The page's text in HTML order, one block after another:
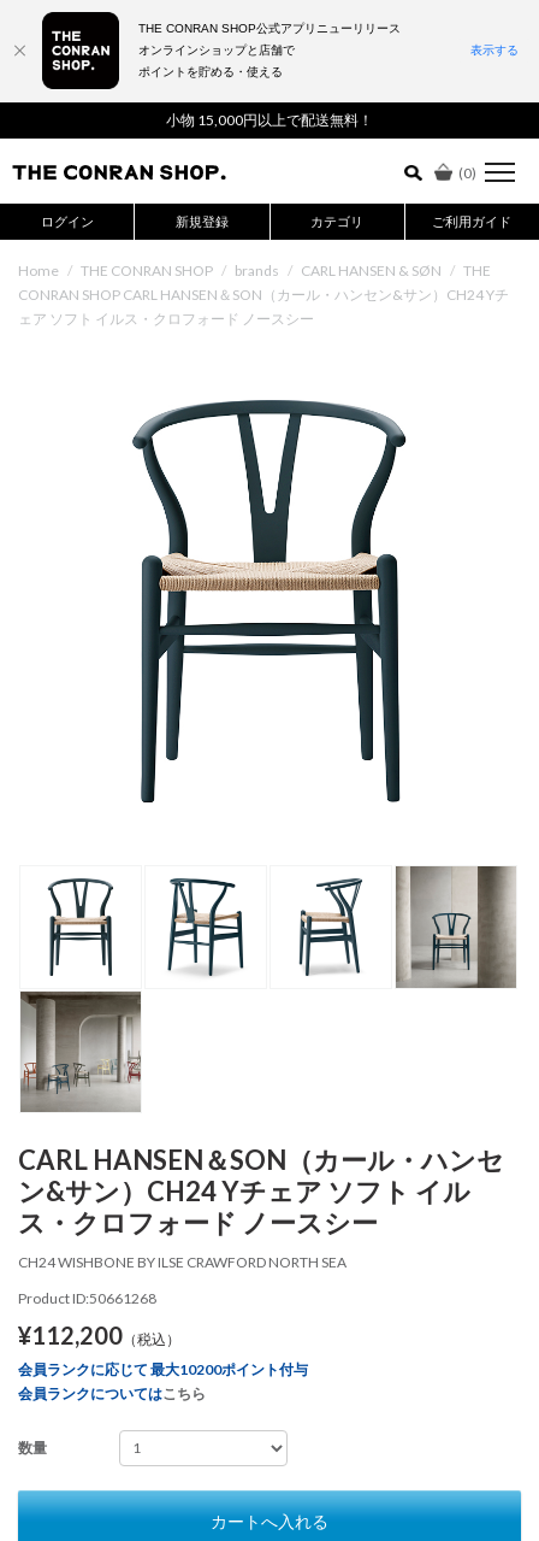
小物 15,000円以上で配送無料！
(0)
ログイン 新規登録 カテゴリ ご利用ガイド
詳細検索はこちら
Home / THE CONRAN SHOP / brands / CARL HANSEN & SØN / THE
CONRAN SHOP CARL HANSEN＆SON（カール・ハンセン&サン）CH24 Yチ
ェア ソフト イルス・クロフォード ノースシー
CARL HANSEN＆SON（カール・ハンセ
ン&サン）CH24 Yチェア ソフト イル
ス・クロフォード ノースシー
CH24 WISHBONE BY ILSE CRAWFORD NORTH SEA
Product ID:50661268
¥112,200 （税込）
会員ランクに応じて 最大10200ポイント付与
会員ランクについてはこちら
数量
カートへ入れる
THE CONRAN SHOP公式アプリニューリリース
オンラインショップと店舗で
ポイントを貯める・使える
表示する